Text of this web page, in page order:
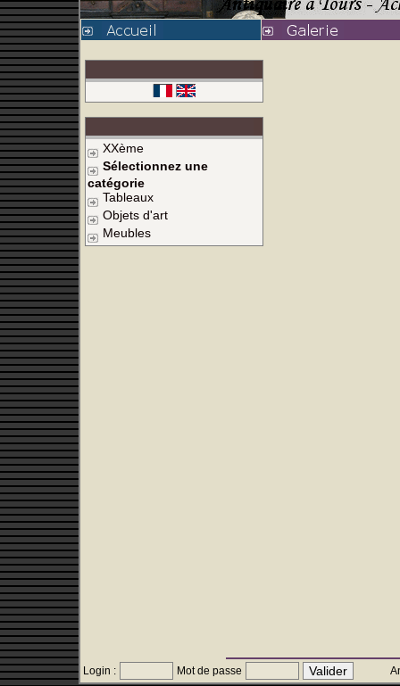
XXème
Sélectionnez une
catégorie
Tableaux
Objets d'art
Meubles
Login : Mot de passe